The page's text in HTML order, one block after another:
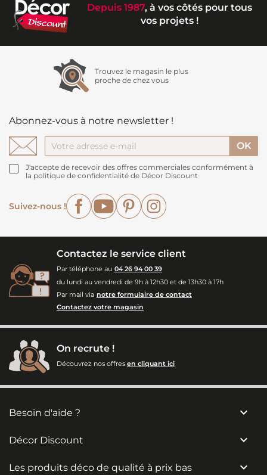
Depuis 1987, à vos côtés pour tous
vos projets !
Trouvez le magasin le plus
proche de chez vous
Abonnez-vous à notre newsletter !
J'accepte de recevoir des offres commerciales conformément à
la politique de confidentialité de Décor Discount
Suivez-nous !
FacebookYouTubePinterest
Contactez le service client
Par téléphone au 04 26 94 00 39
du lundi au vendredi de 9h à 12h30 et de 13h30 à 17h
Par mail via notre formulaire de contact
Contactez votre magasin
On recrute !
Découvrez nos offres en cliquant ici
Besoin d'aide ? 
Décor Discount 
Les produits déco de qualité à prix bas 